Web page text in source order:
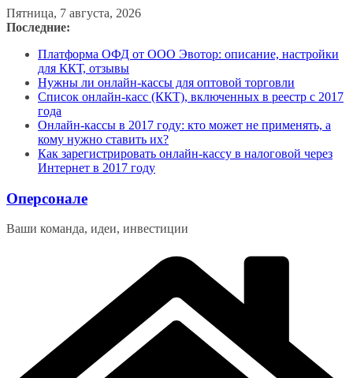
Перейти
к
Пятница, 7 августа, 2026
Последние:
Платформа ОФД от ООО Эвотор: описание, настройки
для ККТ, отзывы
Нужны ли онлайн-кассы для оптовой торговли
Список онлайн-касс (ККТ), включенных в реестр с 2017
года
Онлайн-кассы в 2017 году: кто может не применять, а
кому нужно ставить их?
Как зарегистрировать онлайн-кассу в налоговой через
Интернет в 2017 году
Оперсонале
Ваши команда, идеи, инвестиции